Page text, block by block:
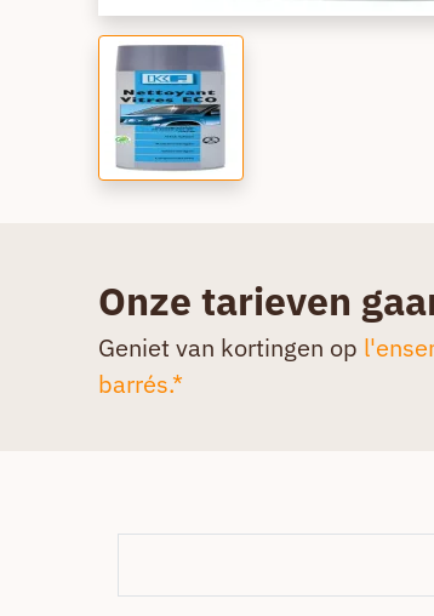
Onze tarieven
Geniet van kortingen op
barrés.*